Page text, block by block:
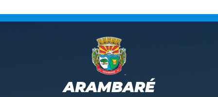
ARAMBARÉ